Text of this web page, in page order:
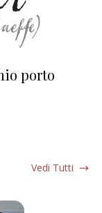
porto
Vedi Tutti